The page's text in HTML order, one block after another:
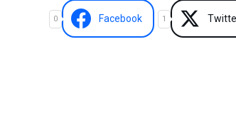
0 Facebook 1